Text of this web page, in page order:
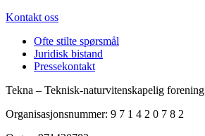
Kontakt oss
Ofte stilte spørsmål
Juridisk bistand
Pressekontakt
Tekna – Teknisk-naturvitenskapelig forening
Organisasjonsnummer: 9 7 1 4 2 0 7 8 2